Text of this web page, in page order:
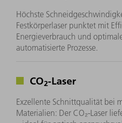
Höchste
Festkörperlaser punktet mit
Energieverbrauch und
automatisierte Prozesse.
CO2-Laser
Exzellente Schnittqualität bei
Materialien: Der CO₂-Laser